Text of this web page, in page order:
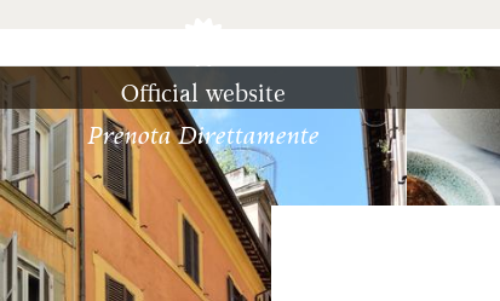
Official website
Prenota Direttamente